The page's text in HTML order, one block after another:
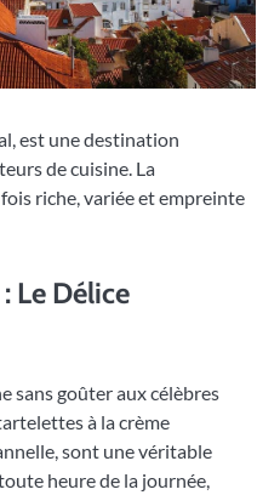
est une destination
de cuisine. La
riche, variée et empreinte
Le Délice
sans goûter aux célèbres
à la crème
sont une véritable
heure de la journée,